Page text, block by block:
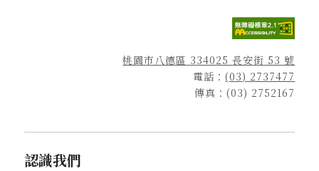
桃園市八德區 334025 長安街 53 號
電話：(03) 2737477
傳真：(03) 2752167
認識我們